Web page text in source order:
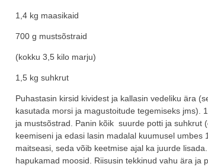
1,4 kg maasikaid
700 g mustsõstraid
(kokku 3,5 kilo marju)
1,5 kg suhkrut
Puhastasin kirsid kividest ja kallasin vedeliku ära
kasutada morsi ja magustoitude tegemiseks jms).
ja mustsõstrad. Panin kõik suurde potti ja suhkrut
keemiseni ja edasi lasin madalal kuumusel
maitseasi, seda võib keetmise ajal ka juurde
hapukamad moosid. Riisusin tekkinud vahu ära ja